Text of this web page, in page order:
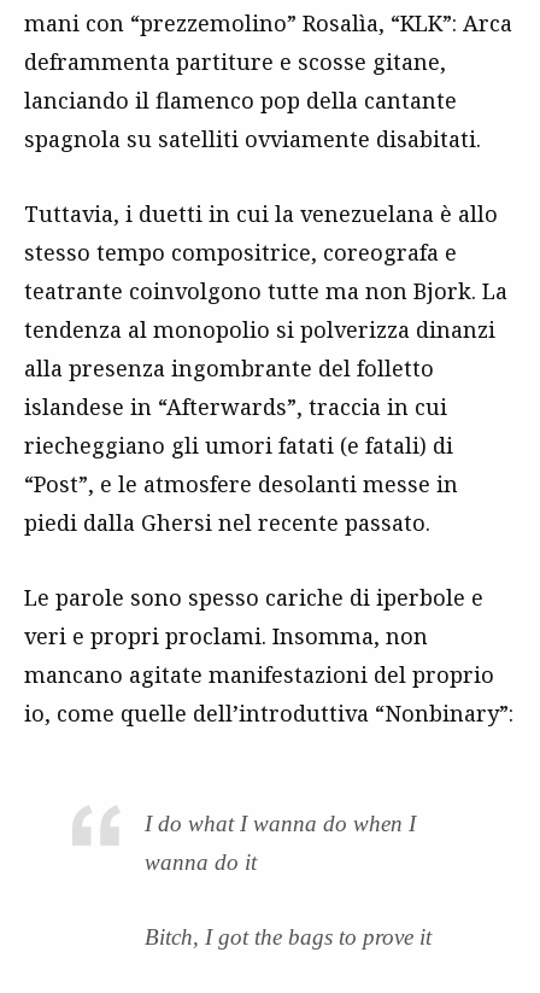
mani con “prezzemolino” Rosalìa, “KLK”: Arca
deframmenta partiture e scosse gitane,
lanciando il flamenco pop della cantante
spagnola su satelliti ovviamente disabitati.
Tuttavia, i duetti in cui la venezuelana è allo
stesso tempo compositrice, coreografa e
teatrante coinvolgono tutte ma non Bjork. La
tendenza al monopolio si polverizza dinanzi
alla presenza ingombrante del folletto
islandese in “Afterwards”, traccia in cui
riecheggiano gli umori fatati (e fatali) di
“Post”, e le atmosfere desolanti messe in
piedi dalla Ghersi nel recente passato.
Le parole sono spesso cariche di iperbole e
veri e propri proclami. Insomma, non
mancano agitate manifestazioni del proprio
io, come quelle dell’introduttiva “Nonbinary”:
I do what I wanna do when I
wanna do it
Bitch, I got the bags to prove it